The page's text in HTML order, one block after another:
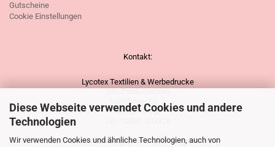
Diese Webseite verwendet Cookies und andere
Technologien
Wir verwenden Cookies und ähnliche Technologien, auch von
Gutscheine
Cookie Einstellungen
Kontakt:
Lycotex Textilien & Werbedrucke
Mehrumer Str. 7
46562 Voerde
Unsere vorübergehenden Öffnungszeiten: